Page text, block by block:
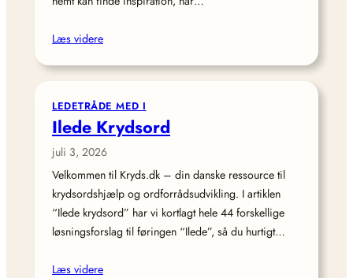
Læs videre
LEDETRÅDE MED I
Ilede Krydsord
juli 3, 2026
Velkommen til Kryds.dk – din danske ressource til
krydsordshjælp og ordforrådsudvikling. I artiklen
“Ilede krydsord” har vi kortlagt hele 44 forskellige
løsningsforslag til føringen “Ilede”, så du hurtigt…
Læs videre